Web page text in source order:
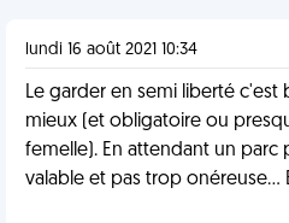
lundi 16 août 2021 10:34
Le garder en semi liberté c'est
mieux (et obligatoire ou
femelle). En attendant un
valable et pas trop onéreuse...